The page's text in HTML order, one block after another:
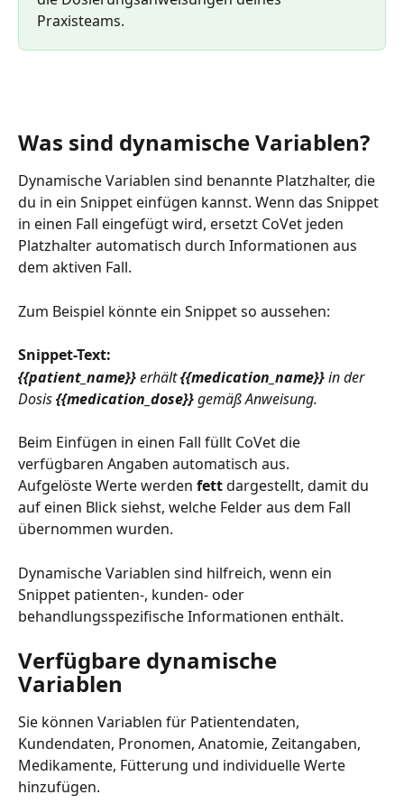
Praxisteams.
Was sind dynamische Variablen?
Dynamische Variablen sind benannte Platzhalter, die
du in ein Snippet einfügen kannst. Wenn das Snippet
in einen Fall eingefügt wird, ersetzt CoVet jeden
Platzhalter automatisch durch Informationen aus
dem aktiven Fall.
Zum Beispiel könnte ein Snippet so aussehen:
Snippet-Text:
{{patient_name}} erhält {{medication_name}} in der
Dosis {{medication_dose}} gemäß Anweisung.
Beim Einfügen in einen Fall füllt CoVet die
verfügbaren Angaben automatisch aus.
Aufgelöste Werte werden fett dargestellt, damit du
auf einen Blick siehst, welche Felder aus dem Fall
übernommen wurden.
Dynamische Variablen sind hilfreich, wenn ein
Snippet patienten-, kunden- oder
behandlungsspezifische Informationen enthält.
Verfügbare dynamische
Variablen
Sie können Variablen für Patientendaten,
Kundendaten, Pronomen, Anatomie, Zeitangaben,
Medikamente, Fütterung und individuelle Werte
hinzufügen.